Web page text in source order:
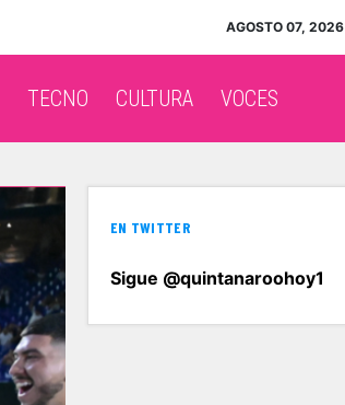
AGOSTO 07, 2026
TECNO CULTURA VOCES
EN TWITTER
Sigue @quintanaroohoy1